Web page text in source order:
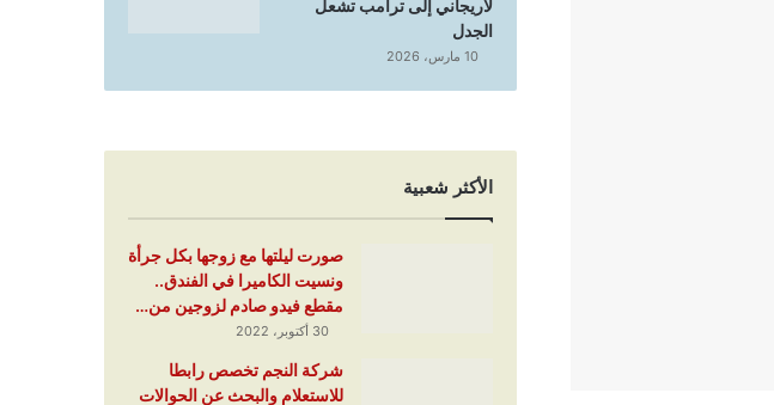
لاريجاني إلى ترامب تشعل
الجدل
10 مارس، 2026
الأكثر شعبية
صورت ليلتها مع زوجها بكل جرأة
ونسيت الكاميرا في الفندق..
مقطع فيدو صادم لزوجين من…
30 أكتوبر، 2022
شركة النجم تخصص رابطا
للاستعلام والبحث عن الحوالات